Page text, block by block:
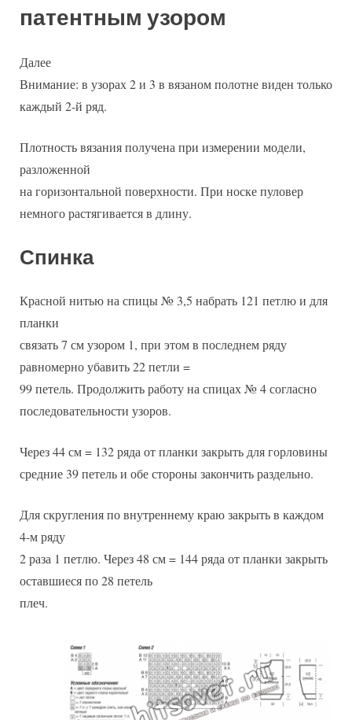
патентным узором
Далее
Внимание: в узорах 2 и 3 в вязаном полотне виден только
каждый 2-й ряд.
Плотность вязания получена при измерении модели,
разложенной
на горизонтальной поверхности. При носке пуловер
немного растягивается в длину.
Спинка
Красной нитью на спицы № 3,5 набрать 121 петлю и для
планки
связать 7 см узором 1, при этом в последнем ряду
равномерно убавить 22 петли =
99 петель. Продолжить работу на спицах № 4 согласно
последовательности узоров.
Через 44 см = 132 ряда от планки закрыть для горловины
средние 39 петель и обе стороны закончить раздельно.
Для скругления по внутреннему краю закрыть в каждом
4-м ряду
2 раза 1 петлю. Через 48 см = 144 ряда от планки закрыть
оставшиеся по 28 петель
плеч.